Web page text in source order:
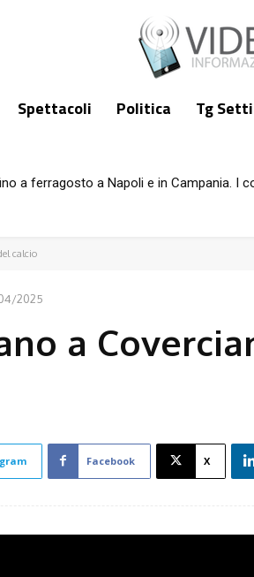
Spettacoli Politica Tg
a ferragosto a Napoli e in Campania. I
calcio
2025
a
Facebook X